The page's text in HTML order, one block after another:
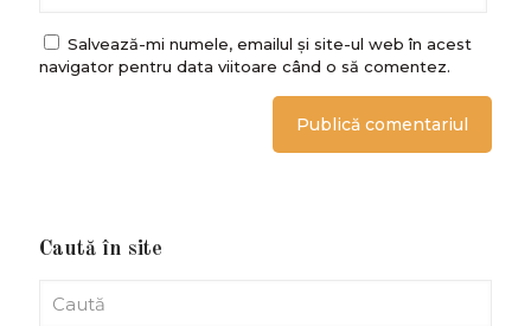
Salvează-mi numele, emailul și site-ul web în acest
navigator pentru data viitoare când o să comentez.
Caută în site